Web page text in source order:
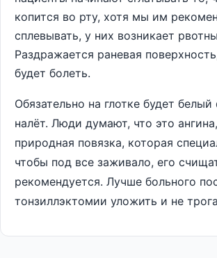
копится во рту, хотя мы им
сплевывать, у них возникает
Раздражается раневая
будет болеть.
Обязательно на глотке будет
налёт. Люди думают, что это
природная повязка, которая
чтобы под все заживало, его
рекомендуется. Лучше больного
тонзиллэктомии уложить и не